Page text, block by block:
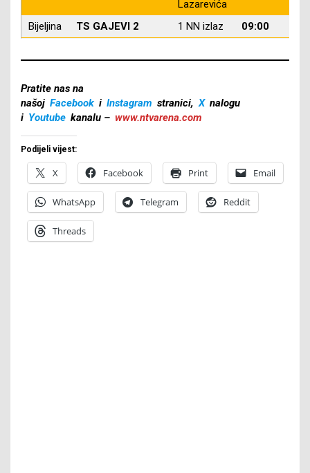
Lazarevića
Bijeljina TS GAJEVI 2 1 NN izlaz 09:00
Pratite nas na
našoj Facebook i Instagram stranici, X nalogu
i Youtube kanalu – www.ntvarena.com
Podijeli vijest:
X Facebook Print Email
WhatsApp Telegram Reddit
Threads